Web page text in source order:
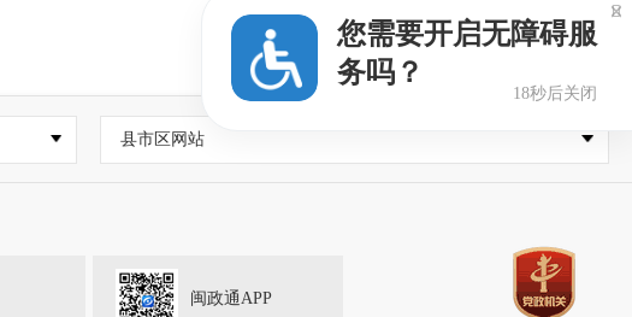
县市区网站
闽政通APP
您需要开启无障碍服
务吗？
17秒后关闭
